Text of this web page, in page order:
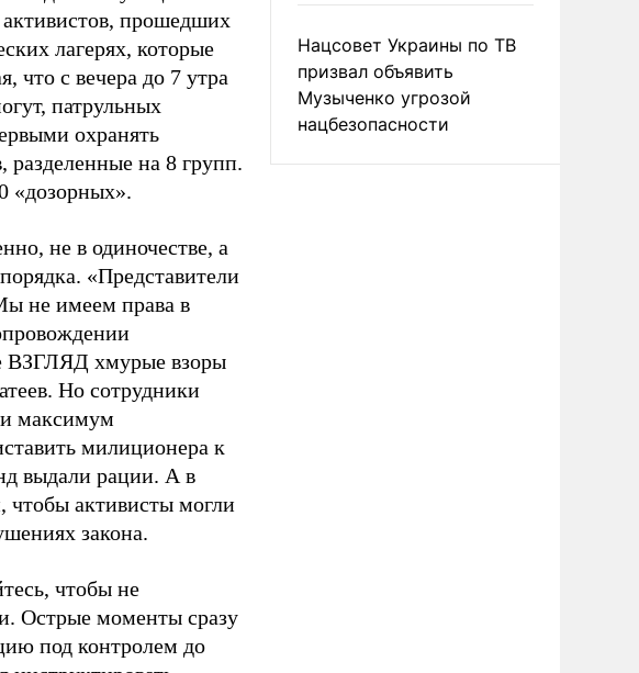
прошедших
лагерях, которые
что с вечера до 7 утра
патрульных
охранять
разделенные на 8 групп.
«дозорных».
не в одиночестве, а
«Представители
не имеем права в
ВЗГЛЯД хмурые взоры
Но сотрудники
максимум
милиционера к
выдали рации. А в
чтобы активисты могли
закона.
чтобы не
Острые моменты сразу
под контролем до
Нацсовет Украины по ТВ
призвал объявить
Музыченко угрозой
нацбезопасности